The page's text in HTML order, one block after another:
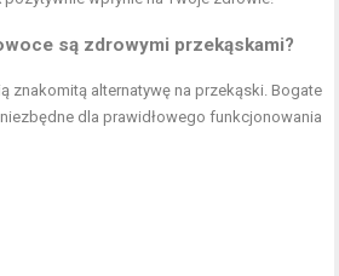
są zdrowymi przekąskami?
znakomitą alternatywę na przekąski. Bogate
niezbędne dla prawidłowego funkcjonowania